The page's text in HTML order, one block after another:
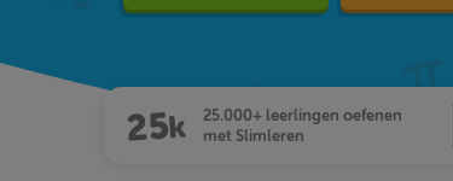
25.000+ leerlingen oefenen
met Slimleren